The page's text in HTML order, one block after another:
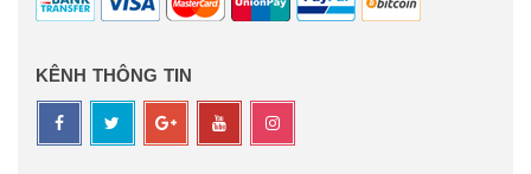
KÊNH THÔNG TIN